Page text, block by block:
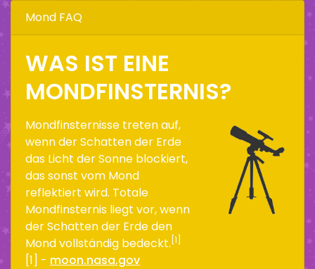
Mond FAQ
WAS IST EINE
MONDFINSTERNIS?
Mondfinsternisse treten auf,
wenn der Schatten der Erde
das Licht der Sonne blockiert,
das sonst vom Mond
reflektiert wird. Totale
Mondfinsternis liegt vor, wenn
der Schatten der Erde den
Mond vollständig bedeckt. [1]
[1] - moon.nasa.gov